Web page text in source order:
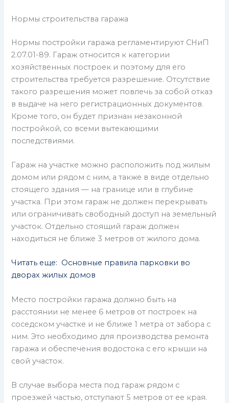
Нормы строительства гаража
Нормы постройки гаража регламентируют СНиП
2.07.01-89. Гараж относится к категории
хозяйственных построек и поэтому для его
строительства требуется разрешение. Отсутствие
такого разрешения может повлечь за собой отказ
в выдаче на него регистрационных документов.
Кроме того, он будет признан незаконной
постройкой, со всеми вытекающими
последствиями.
Гараж на участке можно расположить под жилым
домом или рядом с ним, а также в виде отдельно
стоящего здания — на границе или в глубине
участка. При этом гараж не должен перекрывать
или ограничивать свободный доступ на земельный
участок. Отдельно стоящий гараж должен
находиться не ближе 3 метров от жилого дома.
Читать еще: Основные правила парковки во
дворах жилых домов
Место постройки гаража должно быть на
расстоянии не менее 6 метров от построек на
соседском участке и не ближе 1 метра от забора с
ним. Это необходимо для производства ремонта
гаража и обеспечения водостока с его крыши на
свой участок.
В случае выбора места под гараж рядом с
проезжей частью, отступают 5 метров от ее края.